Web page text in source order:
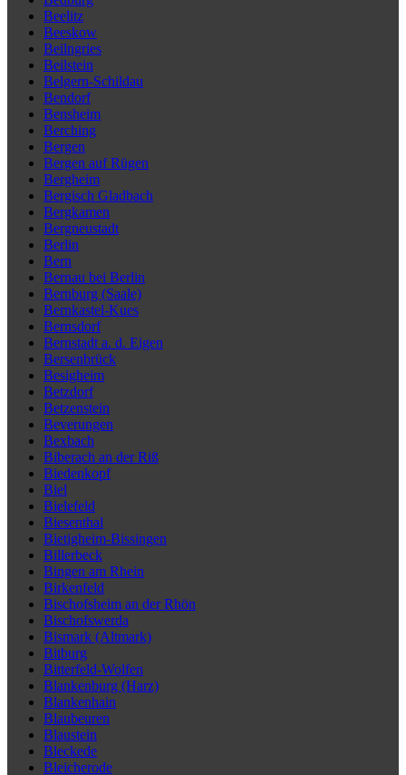
Beelitz
Beeskow
Beilngries
Beilstein
Belgern-Schildau
Bendorf
Bensheim
Berching
Bergen
Bergen auf Rügen
Bergheim
Bergisch Gladbach
Bergkamen
Bergneustadt
Berlin
Bern
Bernau bei Berlin
Bernburg (Saale)
Bernkastel-Kues
Bernsdorf
Bernstadt a. d. Eigen
Bersenbrück
Besigheim
Betzdorf
Betzenstein
Beverungen
Bexbach
Biberach an der Riß
Biedenkopf
Biel
Bielefeld
Biesenthal
Bietigheim-Bissingen
Billerbeck
Bingen am Rhein
Birkenfeld
Bischofsheim an der Rhön
Bischofswerda
Bismark (Altmark)
Bitburg
Bitterfeld-Wolfen
Blankenburg (Harz)
Blankenhain
Blaubeuren
Blaustein
Bleckede
Bleicherode